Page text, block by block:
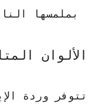
بملمسها
الألوان
تتوفر وردة